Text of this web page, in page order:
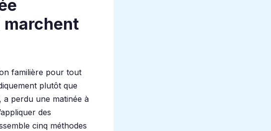
marchent
familière pour tout
plutôt que
a perdu une matinée à
des
cinq méthodes